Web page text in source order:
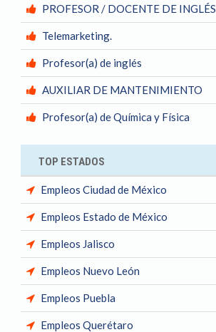
PROFESOR / DOCENTE DE INGLÉS
Telemarketing.
Profesor(a) de inglés
AUXILIAR DE MANTENIMIENTO
Profesor(a) de Química y Física
TOP ESTADOS
Empleos Ciudad de México
Empleos Estado de México
Empleos Jalisco
Empleos Nuevo León
Empleos Puebla
Empleos Querétaro